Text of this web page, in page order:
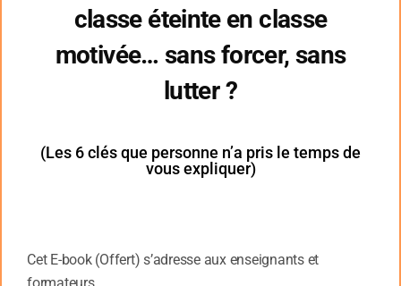
Répondre
Admin
Bonjour,
Si oui ou et quand ?
en présentiel ou
les 7 profils d’apprentissage.
classe éteinte en classe
motivée… sans forcer, sans
lutter ?
(Les 6 clés que personne n’a pris le temps de
vous expliquer)
Cet E-book (Offert) s’adresse aux enseignants et
formateurs.